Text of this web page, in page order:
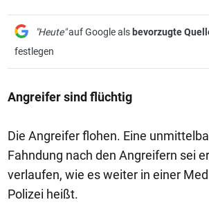
"Heute"auf Google als bevorzugte
festlegen
Angreifer sind flüchtig
Die Angreifer flohen. Eine
Fahndung nach den Angreifern sei
verlaufen, wie es weiter in einer
Polizei heißt.